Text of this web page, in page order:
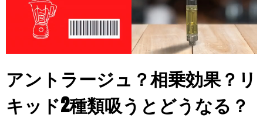
アントラージュ？相乗効果？リ
キッド2種類吸うとどうなる？